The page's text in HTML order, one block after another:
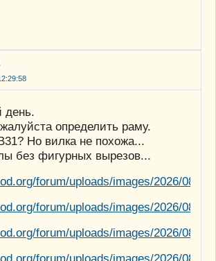
день.
определить раму.
Но вилка не похожа...
без фигурных вырезов...